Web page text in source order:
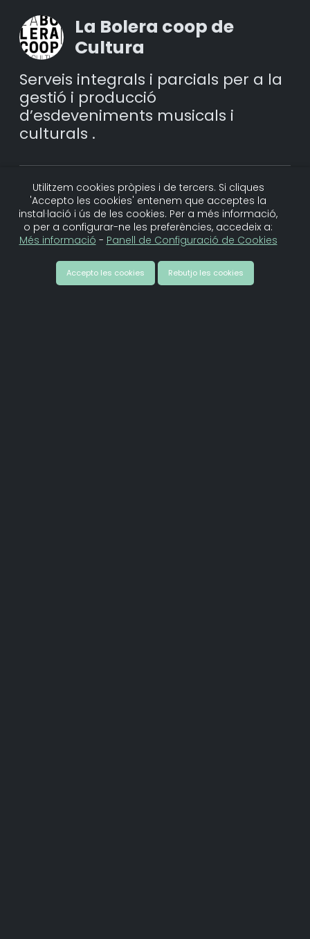
La Bolera coop de
Cultura
Serveis integrals i parcials per a la
gestió i producció
d’esdeveniments musicals i
culturals .
Més vídeos de la creadora
Utilitzem cookies pròpies i de tercers. Si cliques
'Accepto les cookies' entenem que acceptes la
instal·lació i ús de les cookies. Per a més informació,
o per a configurar-ne les preferències, accedeix a:
Més informació - Panell de Configuració de Cookies
Accepto les cookies Rebutjo les cookies